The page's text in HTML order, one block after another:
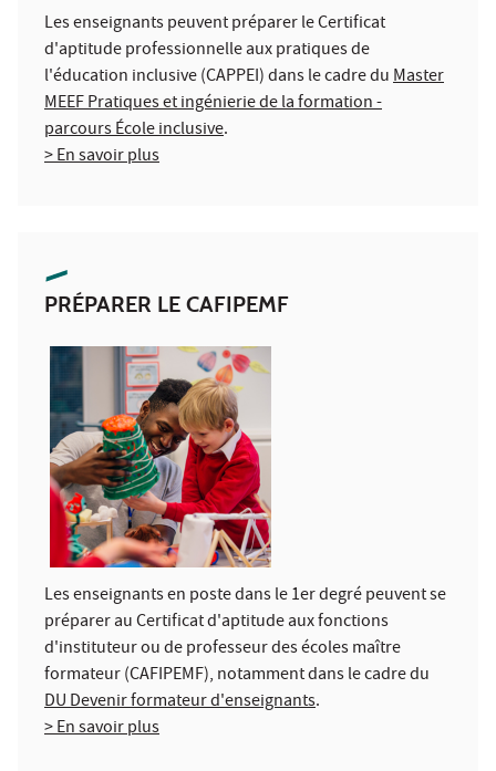
Les enseignants peuvent préparer le Certificat
d'aptitude professionnelle aux pratiques de
l'éducation inclusive (CAPPEI) dans le cadre duMaster
MEEF Pratiques et ingénierie de la formation -
parcours École inclusive.
> En savoir plus
PRÉPARER LE CAFIPEMF
Les enseignants en poste dans le 1er degré peuvent se
préparer au Certificat d'aptitude aux fonctions
d'instituteur ou de professeur des écoles maître
formateur (CAFIPEMF), notamment dans le cadre du
DU Devenir formateur d'enseignants.
> En savoir plus